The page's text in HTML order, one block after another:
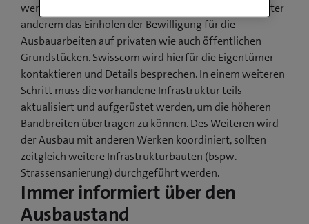
werden, sind noch Vorarbeiten nötig. Dazu gehört unter
anderem das Einholen der Bewilligung für die
Ausbauarbeiten auf privaten wie auch öffentlichen
Grundstücken. Swisscom wird hierfür die Eigentümer
kontaktieren und Details besprechen. In einem weiteren
Schritt muss die vorhandene Infrastruktur teils
aktualisiert und aufgerüstet werden, um die höheren
Bandbreiten übertragen zu können. Des Weiteren wird
der Ausbau mit anderen Werken koordiniert, sollten
zeitgleich weitere Infrastrukturbauten (bspw.
Strassensanierung) durchgeführt werden.
Immer informiert über den
Ausbaustand